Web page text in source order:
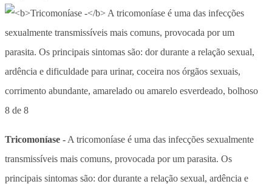
8 de 8
Tricomoníase - A tricomoníase é uma das infecções sexualmente
transmissíveis mais comuns, provocada por um parasita. Os
principais sintomas são: dor durante a relação sexual, ardência e